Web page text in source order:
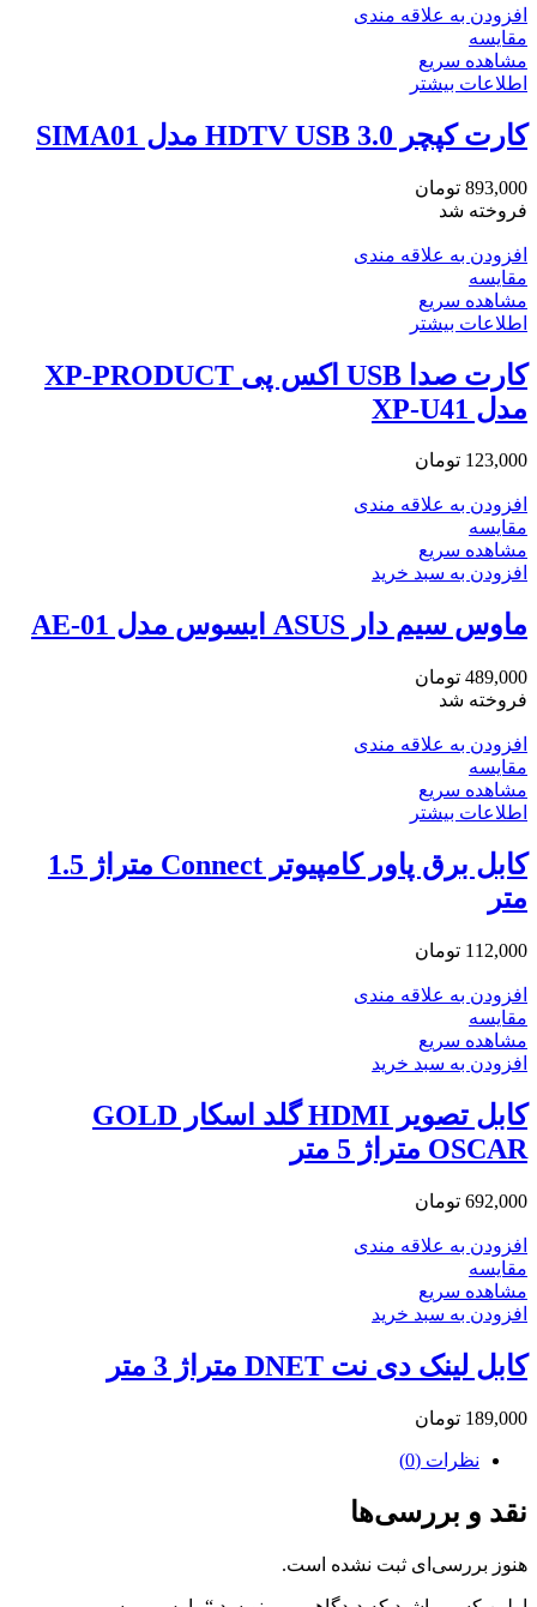
افزودن به علاقه مندی
مقایسه
مشاهده سریع
اطلاعات بیشتر
کارت کپچر HDTV USB 3.0 مدل SIMA01
893,000 تومان
فروخته شد
افزودن به علاقه مندی
مقایسه
مشاهده سریع
اطلاعات بیشتر
کارت صدا USB اکس پی XP-PRODUCT
مدل XP-U41
123,000 تومان
افزودن به علاقه مندی
مقایسه
مشاهده سریع
افزودن به سبد خرید
ماوس سیم دار ASUS ایسوس مدل AE-01
489,000 تومان
فروخته شد
افزودن به علاقه مندی
مقایسه
مشاهده سریع
اطلاعات بیشتر
کابل برق پاور کامپیوتر Connect متراژ 1.5
متر
112,000 تومان
افزودن به علاقه مندی
مقایسه
مشاهده سریع
افزودن به سبد خرید
کابل تصویر HDMI گلد اسکار GOLD
OSCAR متراژ 5 متر
692,000 تومان
افزودن به علاقه مندی
مقایسه
مشاهده سریع
افزودن به سبد خرید
کابل لینک دی نت DNET متراژ 3 متر
189,000 تومان
نظرات (0)
نقد و بررسی‌ها
هنوز بررسی‌ای ثبت نشده است.